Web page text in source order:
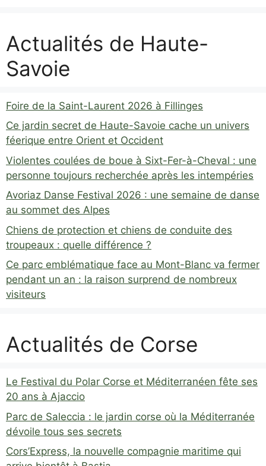
Actualités de Haute-
Savoie
Foire de la Saint-Laurent 2026 à Fillinges
Ce jardin secret de Haute-Savoie cache un univers
féerique entre Orient et Occident
Violentes coulées de boue à Sixt-Fer-à-Cheval : une
personne toujours recherchée après les intempéries
Avoriaz Danse Festival 2026 : une semaine de danse
au sommet des Alpes
Chiens de protection et chiens de conduite des
troupeaux : quelle différence ?
Ce parc emblématique face au Mont-Blanc va fermer
pendant un an : la raison surprend de nombreux
visiteurs
Actualités de Corse
Le Festival du Polar Corse et Méditerranéen fête ses
20 ans à Ajaccio
Parc de Saleccia : le jardin corse où la Méditerranée
dévoile tous ses secrets
Cors’Express, la nouvelle compagnie maritime qui